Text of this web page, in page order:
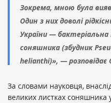
Зокрема, мною була
Один з них доволі
України —
соняшника (збудник
helianthi)», — розповідає
За словами науковця,
великих листках соняшника